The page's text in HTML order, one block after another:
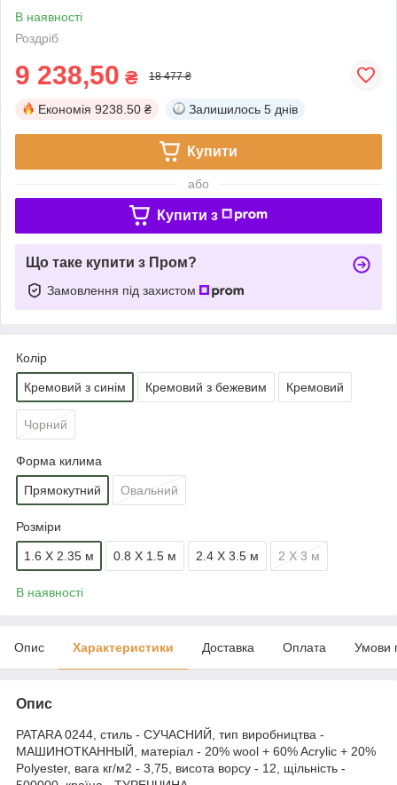
В наявності
Роздріб
9 238,50 ₴ 18 477 ₴
Економія 9238.50 ₴ Залишилось 5 днів
Купити
або
Купити з
Що таке купити з Пром?
Замовлення під захистом
Колір
Кремовий з синім Кремовий з бежевим Кремовий
Чорний
Форма килима
Прямокутний Овальний
Розміри
1.6 Х 2.35 м 0.8 Х 1.5 м 2.4 Х 3.5 м 2 Х 3 м
В наявності
Опис Характеристики Доставка Оплата Умови
Опис
PATARA 0244, стиль - СУЧАСНИЙ, тип виробництва -
МАШИНОТКАННЫЙ, матеріал - 20% wool + 60% Acrylic + 20%
Polyester, вага кг/м2 - 3,75, висота ворсу - 12, щільність -